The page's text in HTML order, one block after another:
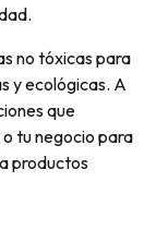
no tóxicas para
y ecológicas. A
que
tu negocio para
productos